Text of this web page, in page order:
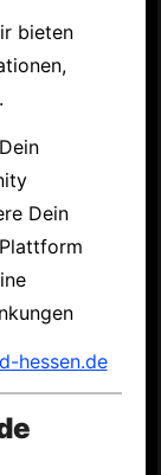
bieten
Dein
hessen.de